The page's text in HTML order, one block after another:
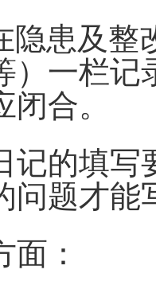
隐患及整
）一栏
合。
记的填
问题才能
：